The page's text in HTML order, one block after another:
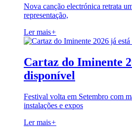
Nova canção electrónica retrata
representação,
Ler mais+
Cartaz do Iminente
disponível
Festival volta em Setembro com
instalações e expos
Ler mais+